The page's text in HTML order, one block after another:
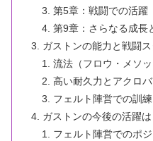
第5章：戦闘での活躍
第9章：さらなる成長
ガストンの能力と戦闘
流法（フロウ・メソ
高い耐久力とアクロ
フェルト陣営での訓
ガストンの今後の活躍は
フェルト陣営でのポ